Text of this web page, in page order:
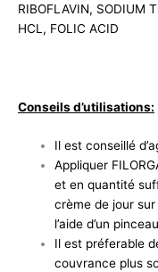
RIBOFLAVIN, SODIUM
HCL, FOLIC ACID
Conseils d’utilisations:
Il est conseillé
Appliquer
et en quantité
crème de jour sur
l’aide d’un
Il est préferable
couvrance plus